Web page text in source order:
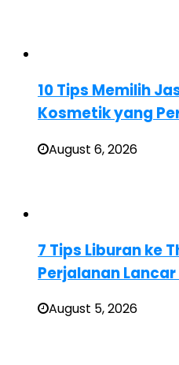
10 Tips Memilih
Kosmetik yang
August 6, 2026
7 Tips Liburan ke
Perjalanan
August 5, 2026